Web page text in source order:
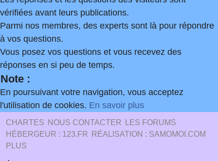
vérifiées avant leurs publications.
Parmi nos membres, des experts sont là pour répondre
à vos questions.
Vous posez vos questions et vous recevez des
réponses en si peu de temps.
Note :
En poursuivant votre navigation, vous acceptez
l'utilisation de cookies. En savoir plus
CHARTES NOUS CONTACTER
LES FORUMS
HÉBERGEUR : 123.FR
RÉALISATION : SAMOMOI.COM
PLUS
.